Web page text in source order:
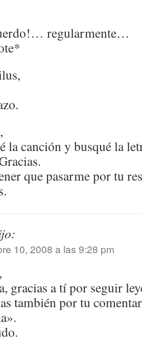
regularmente…
la canción y busqué la
que pasarme por tu
10, 2008 a las 9:28 pm
gracias a tí por seguir
también por tu